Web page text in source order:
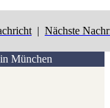
| Nächste
München